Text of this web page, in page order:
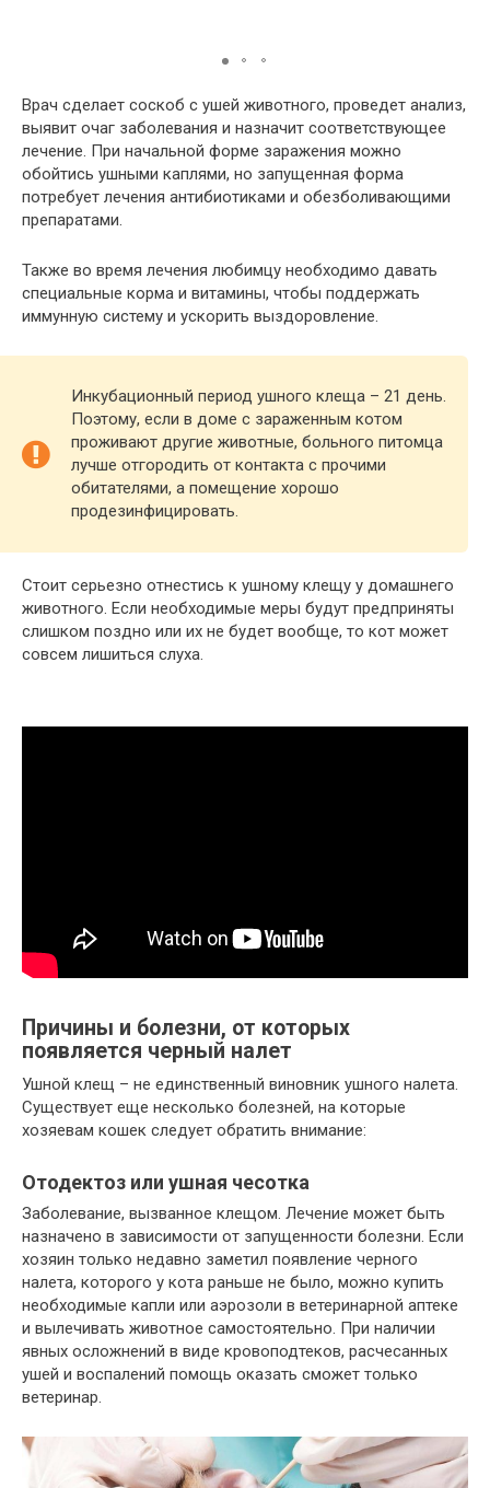
Врач сделает соскоб с ушей животного, проведет анализ,
выявит очаг заболевания и назначит соответствующее
лечение. При начальной форме заражения можно
обойтись ушными каплями, но запущенная форма
потребует лечения антибиотиками и обезболивающими
препаратами.
Также во время лечения любимцу необходимо давать
специальные корма и витамины, чтобы поддержать
иммунную систему и ускорить выздоровление.
Инкубационный период ушного клеща – 21 день.
Поэтому, если в доме с зараженным котом
проживают другие животные, больного питомца
лучше отгородить от контакта с прочими
обитателями, а помещение хорошо
продезинфицировать.
Стоит серьезно отнестись к ушному клещу у домашнего
животного. Если необходимые меры будут предприняты
слишком поздно или их не будет вообще, то кот может
совсем лишиться слуха.
Причины и болезни, от которых
появляется черный налет
Ушной клещ – не единственный виновник ушного налета.
Существует еще несколько болезней, на которые
хозяевам кошек следует обратить внимание:
Отодектоз или ушная чесотка
Заболевание, вызванное клещом. Лечение может быть
назначено в зависимости от запущенности болезни. Если
хозяин только недавно заметил появление черного
налета, которого у кота раньше не было, можно купить
необходимые капли или аэрозоли в ветеринарной аптеке
и вылечивать животное самостоятельно. При наличии
явных осложнений в виде кровоподтеков, расчесанных
ушей и воспалений помощь оказать сможет только
ветеринар.